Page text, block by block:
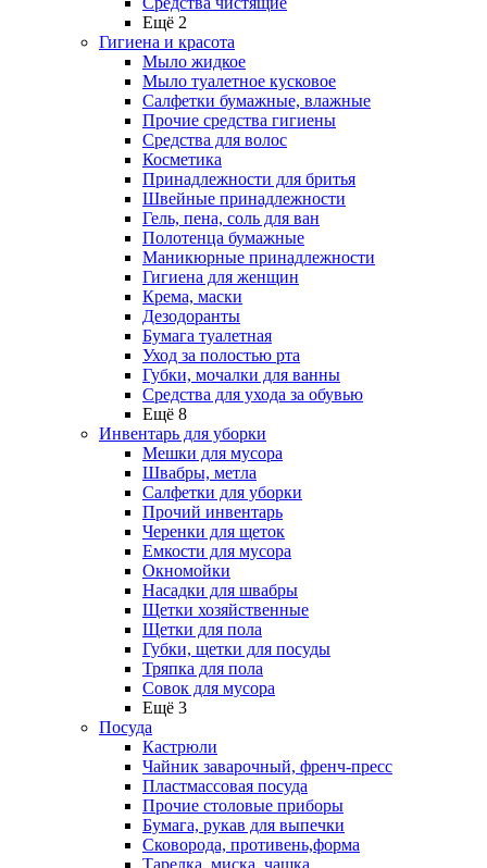
Ещё 2
Гигиена и красота
Мыло жидкое
Мыло туалетное кусковое
Салфетки бумажные, влажные
Прочие средства гигиены
Средства для волос
Косметика
Принадлежности для бритья
Швейные принадлежности
Гель, пена, соль для ван
Полотенца бумажные
Маникюрные принадлежности
Гигиена для женщин
Крема, маски
Дезодоранты
Бумага туалетная
Уход за полостью рта
Губки, мочалки для ванны
Средства для ухода за обувью
Ещё 8
Инвентарь для уборки
Мешки для мусора
Швабры, метла
Салфетки для уборки
Прочий инвентарь
Черенки для щеток
Емкости для мусора
Окномойки
Насадки для швабры
Щетки хозяйственные
Щетки для пола
Губки, щетки для посуды
Тряпка для пола
Совок для мусора
Ещё 3
Посуда
Кастрюли
Чайник заварочный, френч-пресс
Пластмассовая посуда
Прочие столовые приборы
Бумага, рукав для выпечки
Сковорода, противень,форма
Тарелка, миска, чашка